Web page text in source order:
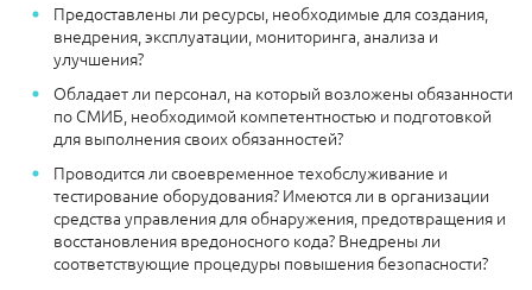
Предоставлены ли ресурсы, необходимые для создания,
внедрения, эксплуатации, мониторинга, анализа и
улучшения?
Обладает ли персонал, на который возложены обязанности
по СМИБ, необходимой компетентностью и подготовкой
для выполнения своих обязанностей?
Проводится ли своевременное техобслуживание и
тестирование оборудования? Имеются ли в организации
средства управления для обнаружения, предотвращения и
восстановления вредоносного кода? Внедрены ли
соответствующие процедуры повышения безопасности?